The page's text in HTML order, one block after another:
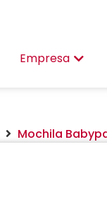
Empresa
Mochila